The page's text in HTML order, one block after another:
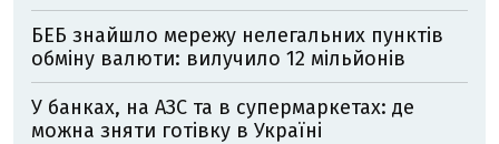
БЕБ знайшло мережу нелегальних пунктів
обміну валюти: вилучило 12 мільйонів
У банках, на АЗС та в супермаркетах: де
можна зняти готівку в Україні